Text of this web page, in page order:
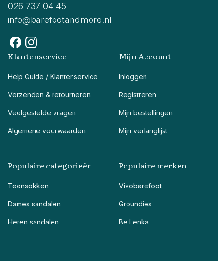
026 737 04 45
info@barefootandmore.nl
Klantenservice
Help Guide / Klantenservice
Verzenden & retourneren
Veelgestelde vragen
Algemene voorwaarden
Mijn Account
Inloggen
Registreren
Mijn bestellingen
Mijn verlanglijst
Populaire categorieën
Teensokken
Dames sandalen
Heren sandalen
Populaire merken
Vivobarefoot
Groundies
Be Lenka